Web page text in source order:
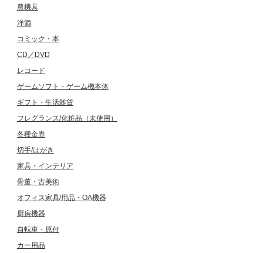
農機具
洋酒
コミック・本
CD／DVD
レコード
ゲームソフト・ゲーム機本体
ギフト・生活雑貨
フレグランス/化粧品（未使用）
各種金券
切手/はがき
家具・インテリア
骨董・古美術
オフィス家具/用品・OA機器
厨房機器
自転車・原付
カー用品